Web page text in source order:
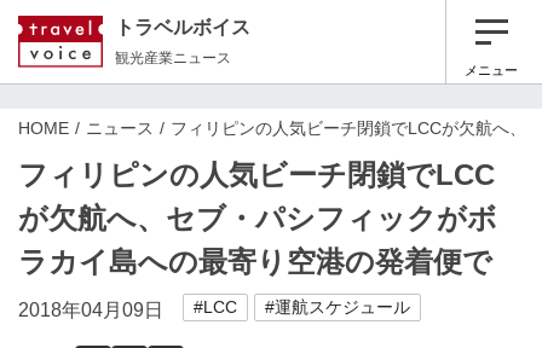
トラベルボイス
観光産業ニュース
メニュー
HOME ニュース フィリピンの人気ビーチ閉鎖でLCCが欠航へ、
フィリピンの人気ビーチ閉鎖でLCC
が欠航へ、セブ・パシフィックがボ
ラカイ島への最寄り空港の発着便で
2018年04月09日 #LCC #運航スケジュール